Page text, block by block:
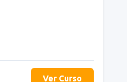
Ver Curso